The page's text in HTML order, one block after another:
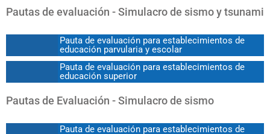
Pautas de evaluación - Simulacro de sismo y tsunami
Pauta de evaluación para establecimientos de
educación parvularia y escolar
Pauta de evaluación para establecimientos de
educación superior
Pautas de Evaluación - Simulacro de sismo
Pauta de evaluación para establecimientos de